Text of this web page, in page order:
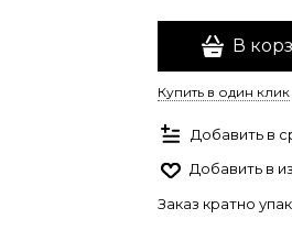
В
Купить в один клик
Добавить в
Добавить в
Заказ кратно